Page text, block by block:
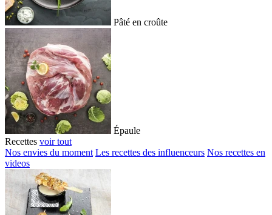
Pâté en croûte
Épaule
Recettes voir tout
Nos envies du moment Les recettes des influenceurs Nos recettes en
videos